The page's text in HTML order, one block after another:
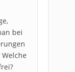
bei